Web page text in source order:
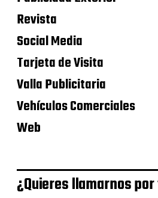
Revista
Social Media
Tarjeta de Visita
Valla Publicitaria
Vehículos Comerciales
Web
¿Quieres llamarnos